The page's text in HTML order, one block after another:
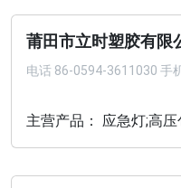
莆田市立时塑胶有限
电话 86-0594-3611030 手
主营产品： 应急灯;高